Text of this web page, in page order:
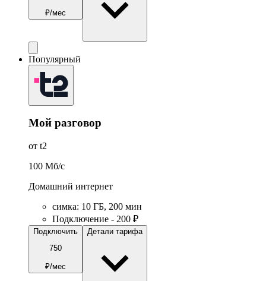
₽/мес
Популярный
Мой разговор
от t2
100 Мб/c
Домашний интернет
симка: 10 ГБ, 200 мин
Подключение - 200 ₽
Подключить
750
₽/мес
Детали тарифа